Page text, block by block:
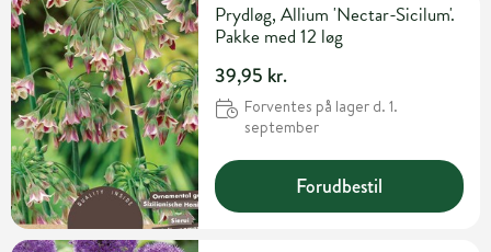
Prydløg, Allium 'Nectar-Sicilum'.
Pakke med 12 løg
39,95 kr.
Forventes på lager d. 1.
september
Forudbestil